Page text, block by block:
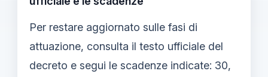
Per restare aggiornato sulle fasi di
attuazione, consulta il testo ufficiale del
decreto e segui le scadenze indicate: 30,